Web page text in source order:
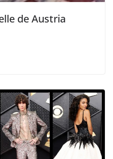
de Austria